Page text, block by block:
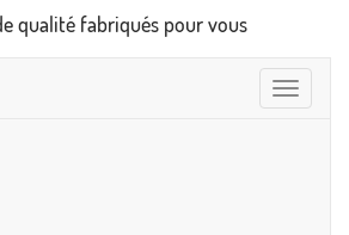
qualité fabriqués pour vous
Toggle
navigation